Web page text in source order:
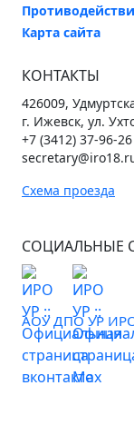
Карта сайта
КОНТАКТЫ
426009,
г. Ижевск, ул.
+7 (3412) 37-96-26
Схема проезда
СОЦИАЛЬНЫЕ
АОУ ДПО УР